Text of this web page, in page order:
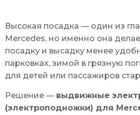
Высокая посадка — один из
Mercedes, но именно она
посадку и высадку менее
парковках, зимой в грязную
для детей или пассажиров
Решение — выдвижные
(электроподножки) для